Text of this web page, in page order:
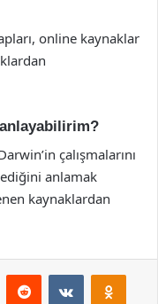
online kaynaklar
çalışmalarını
anlamak
kaynaklardan
Reddit VKontakte